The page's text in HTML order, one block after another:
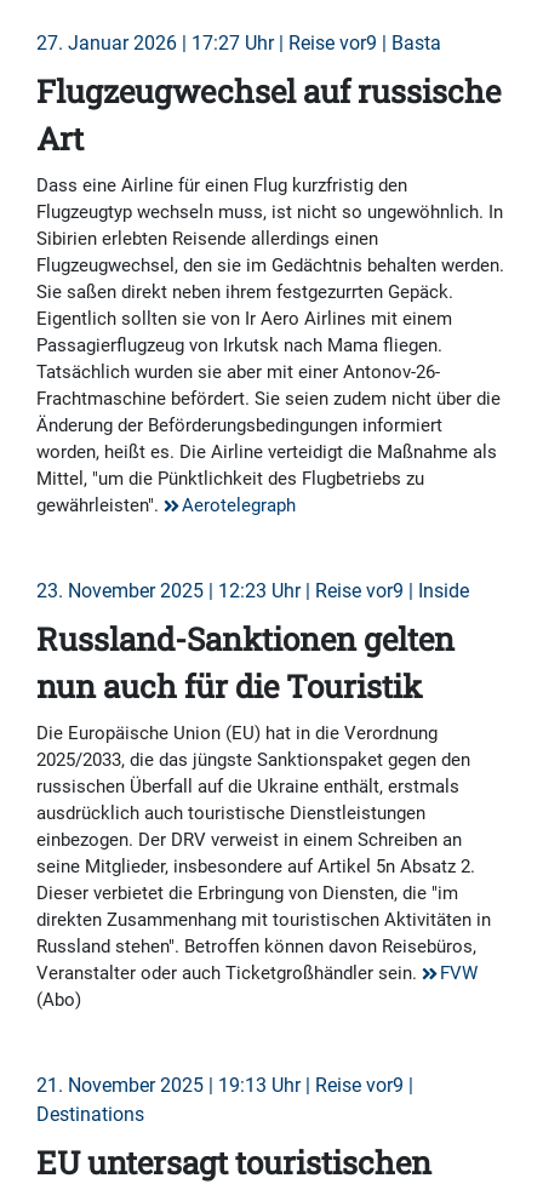
27. Januar 2026 | 17:27 Uhr | Reise vor9 | Basta
Flugzeugwechsel auf russische
Art
Dass eine Airline für einen Flug kurzfristig den
Flugzeugtyp wechseln muss, ist nicht so ungewöhnlich. In
Sibirien erlebten Reisende allerdings einen
Flugzeugwechsel, den sie im Gedächtnis behalten werden.
Sie saßen direkt neben ihrem festgezurrten Gepäck.
Eigentlich sollten sie von Ir Aero Airlines mit einem
Passagierflugzeug von Irkutsk nach Mama fliegen.
Tatsächlich wurden sie aber mit einer Antonov-26-
Frachtmaschine befördert. Sie seien zudem nicht über die
Änderung der Beförderungsbedingungen informiert
worden, heißt es. Die Airline verteidigt die Maßnahme als
Mittel, "um die Pünktlichkeit des Flugbetriebs zu
gewährleisten".
Aerotelegraph
23. November 2025 | 12:23 Uhr | Reise vor9 | Inside
Russland-Sanktionen gelten
nun auch für die Touristik
Die Europäische Union (EU) hat in die Verordnung
2025/2033, die das jüngste Sanktionspaket gegen den
russischen Überfall auf die Ukraine enthält, erstmals
ausdrücklich auch touristische Dienstleistungen
einbezogen. Der DRV verweist in einem Schreiben an
seine Mitglieder, insbesondere auf Artikel 5n Absatz 2.
Dieser verbietet die Erbringung von Diensten, die "im
direkten Zusammenhang mit touristischen Aktivitäten in
Russland stehen". Betroffen können davon Reisebüros,
Veranstalter oder auch Ticketgroßhändler sein.
FVW
(Abo)
21. November 2025 | 19:13 Uhr | Reise vor9 |
Destinations
EU untersagt touristischen